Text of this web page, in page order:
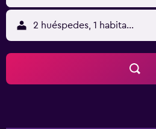
2 huéspedes, 1 habitación